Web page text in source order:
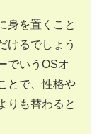
身を置くこと
けるでしょう
でいうOSオ
とで、性格や
りも替わると